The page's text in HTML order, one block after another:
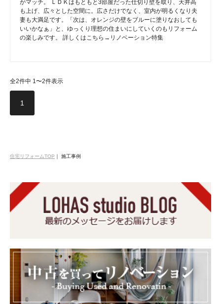
がマッチ。 ＬＤＫはもともと3部屋だった仕切り壁を取り、天井高
も上げ、広々とした空間に。広さだけでなく、室内が明るくなり夫
妻も大満足です。「次は、オレンジの壁をブルーに塗りなおしても
いいかなぁ」と、ゆっくり理想の住まいにしていくのもリフォーム
の楽しみです。 詳しくはこちら→リノベーション特集
全2件中 1〜2件表示
1
住宅リフォームTOP ｜ 施工事例